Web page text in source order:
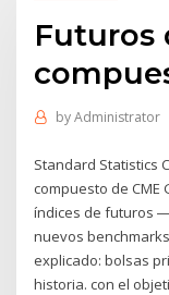
Futuros
byAdministrator
Standard Statistics
compuesto de
índices de futuros
nuevos
explicado: bolsas
historia. con el